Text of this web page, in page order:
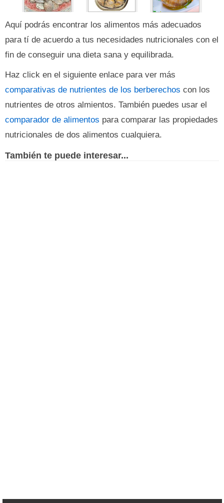
Aquí podrás encontrar los alimentos más adecuados
para tí de acuerdo a tus necesidades nutricionales con el
fin de conseguir una dieta sana y equilibrada.
Haz click en el siguiente enlace para ver más
comparativas de nutrientes de los berberechos con los
nutrientes de otros almientos. También puedes usar el
comparador de alimentos para comparar las propiedades
nutricionales de dos alimentos cualquiera.
También te puede interesar...